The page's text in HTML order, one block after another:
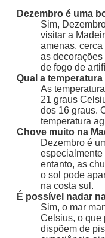
Dezembro é uma
Sim,
visitar a
amenas, cerca
as
de fogo de
Qual a
As
21 graus
dos 16 graus.
temperatura
Chove muito na
Dezembro é
especialmente
entanto, as
o sol pode
na costa sul.
É possível nadar
Sim, o mar
Celsius, o que
dispõem de